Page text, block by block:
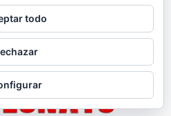
Extreme 4×4 de
Pizarra 2025
todo